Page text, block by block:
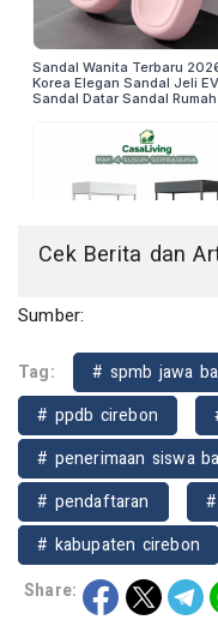
Cek Berita dan
Sumber:
Tag: # spmb jawa
# ppdb cirebon
# penerimaan siswa
# pendaftaran
# kabupaten cirebon
Share: